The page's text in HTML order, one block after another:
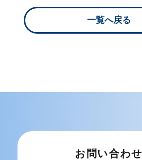
一覧へ戻る
お問い合わせ